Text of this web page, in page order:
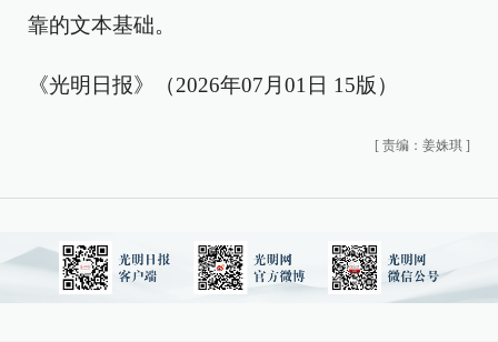
靠的文本基础。
《光明日报》（2026年07月01日 15版）
[ 责编：姜姝琪 ]